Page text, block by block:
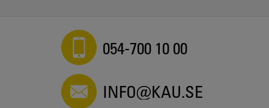
054-700 10 00
INFO@KAU.SE